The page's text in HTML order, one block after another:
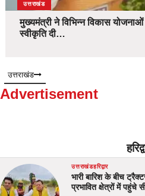
उत्तराखंड
मुख्यमंत्री ने विभिन्न विकास
स्वीकृति दी…
उत्तराखंड
Advertisement
उत्तराखंडहरिद्वार
भारी बारिश के बीच
प्रभावित क्षेत्रों में पहुंचे